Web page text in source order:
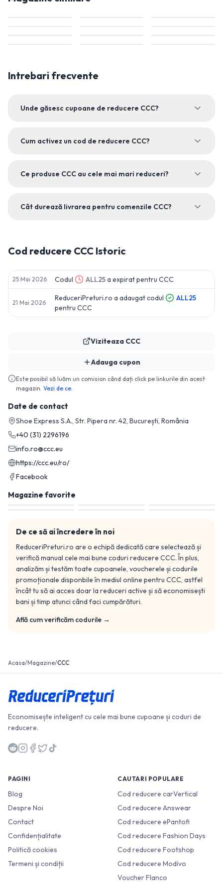
Viziteaza CCC
Adauga cupon
Este posibil să luăm un comision când dați click pe linkurile din acest
magazin. Vezi de ce.
Date de contact
Shoe Express S.A., Str. Pipera nr. 42, București, România
+40 (31) 2296196
info.ro@ccc.eu
https://ccc.eu/ro/
Facebook
Magazine favorite
De ce să ai încredere în noi
ReduceriPreturi.ro are o echipă dedicată care selectează și
verifică manual cele mai bune coduri reducere CCC. În plus,
analizăm și testăm toate cupoanele, voucherele și codurile
promoționale disponbile în mediul online pentru CCC, astfel
încât tu să ai acces doar la reduceri active și să economisești
bani și timp atunci când faci cumpărături.
Află cum verificăm codurile →
Intrebari frecvente
Unde găsesc cupoane de reducere CCC?
Cum activez un cod de reducere CCC?
Ce produse CCC au cele mai mari reduceri?
Cât durează livrarea pentru comenzile CCC?
Cod reducere CCC Istoric
25 Mai 2026 Codul ALL25a expirat pentru CCC
21 Mai 2026
ReduceriPreturi.ro a adaugat codul
ALL25
pentru CCC
Acasa/Magazine/CCC
Economisește inteligent cu cele mai bune cupoane și coduri de
reducere.
PAGINI
Blog
Despre Noi
Contact
Confidențialitate
Politică cookies
Termeni și condiții
CAUTARI POPULARE
Cod reducere carVertical
Cod reducere Answear
Cod reducere ePantofi
Cod reducere Fashion Days
Cod reducere Footshop
Cod reducere Modivo
Voucher Flanco